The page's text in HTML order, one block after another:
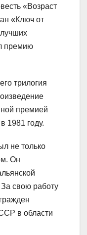
«Возраст
«Ключ от
премию
трилогия
премией
1981 году.
не только
Он
За свою работу
в области